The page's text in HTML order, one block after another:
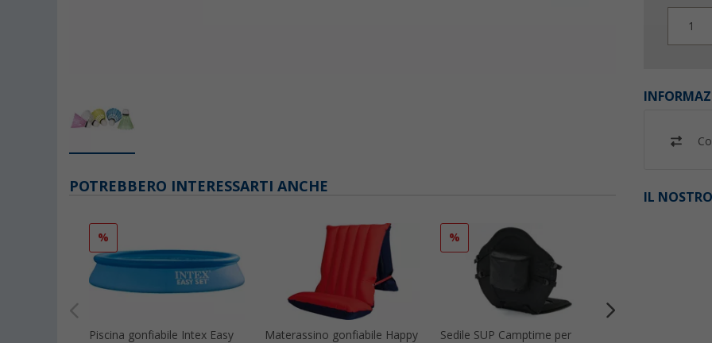
1
IL
POTREBBERO INTERESSARTI ANCHE
%
Piscina gonfiabile Intex Easy
Materassino gonfiabile Happy
%
Sedile SUP Camptime per